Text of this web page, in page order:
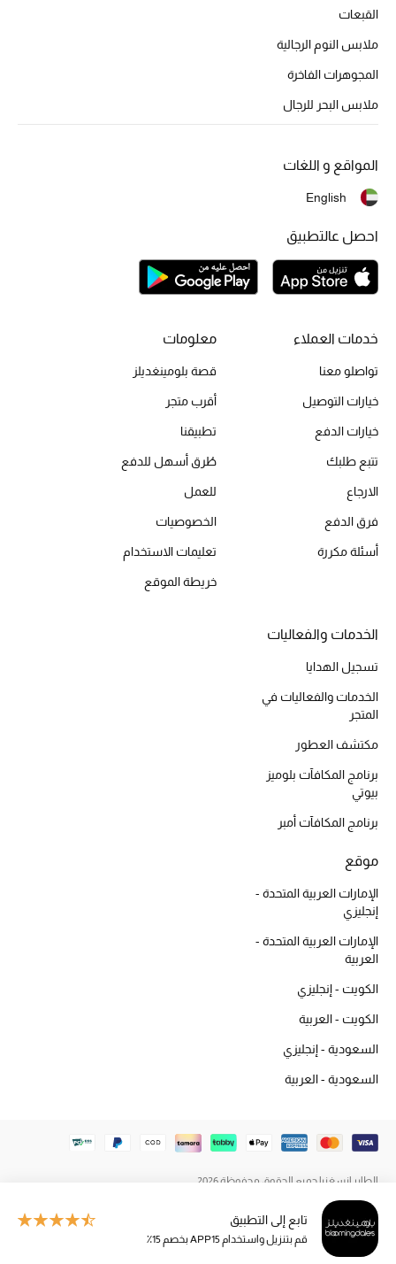
أبرز الحقائب
الموسم الجديد
تشكيلة الأحذية
الأحذية الرجالية
أحذية للأطفال
أحذية مختارة
خصومات
جميع مستحضرات الجمال
الجديد في عالم الجمال
العطور
العناية بالبشرة
مستحضرات العناية
العناية بالشعر
هدايا
مجموعة الجمال
الجمال في بلوميزتابع إلى التطبيق
قم بتنزيل واستخدام APP15 بخصم 15٪
القبعات
ملابس النوم الرجالية
المجوهرات الفاخرة
ملابس البحر للرجال
خدمات العملاء
تواصلو معنا
خيارات التوصيل
خيارات الدفع
تتبع طلبك
الارجاع
فرق الدفع
أسئلة مكررة
معلومات
قصة بلومينغديلز
أقرب متجر
تطبيقنا
طُرق أسهل للدفع
للعمل
الخصوصيات
تعليمات الاستخدام
خريطة الموقع
الخدمات والفعاليات
تسجيل الهدايا
الخدمات والفعاليات في
المتجر
مكتشف العطور
برنامج المكافآت بلوميز
بيوتي
برنامج المكافآت أمبر
موقع
الإمارات العربية المتحدة -
إنجليزي
الإمارات العربية المتحدة -
العربية
الكويت - إنجليزي
الكويت - العربية
السعودية - إنجليزي
السعودية - العربية
المواقع و اللغات
English
احصل عالتطبيق
الطاير إنسغنيا جميع الحقوق محفوظة 2026